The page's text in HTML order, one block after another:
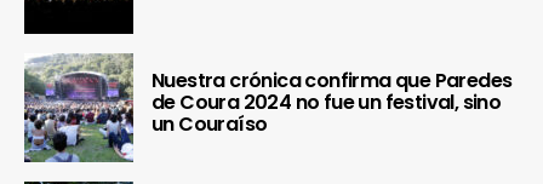
Nuestra crónica confirma que Paredes
de Coura 2024 no fue un festival, sino
un Couraíso